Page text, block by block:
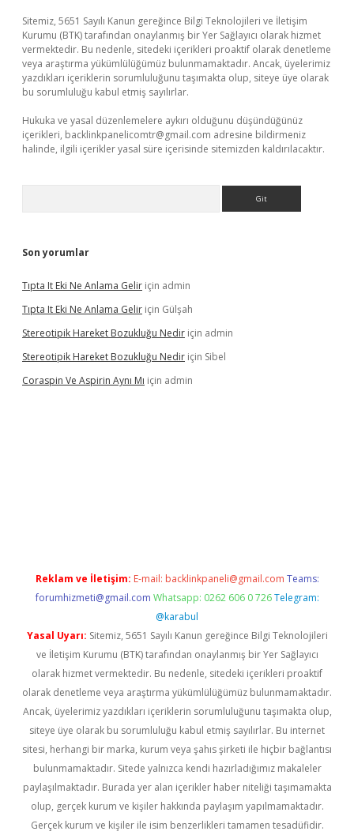
Sitemiz, 5651 Sayılı Kanun gereğince Bilgi Teknolojileri ve İletişim
Kurumu (BTK) tarafından onaylanmış bir Yer Sağlayıcı olarak hizmet
vermektedir. Bu nedenle, sitedeki içerikleri proaktif olarak denetleme
veya araştırma yükümlülüğümüz bulunmamaktadır. Ancak, üyelerimiz
yazdıkları içeriklerin sorumluluğunu taşımakta olup, siteye üye olarak
bu sorumluluğu kabul etmiş sayılırlar.
Hukuka ve yasal düzenlemelere aykırı olduğunu düşündüğünüz
içerikleri, backlinkpanelicomtr@gmail.com adresine bildirmeniz
halinde, ilgili içerikler yasal süre içerisinde sitemizden kaldırılacaktır.
Son yorumlar
Tıpta It Eki Ne Anlama Gelir için admin
Tıpta It Eki Ne Anlama Gelir için Gülşah
Stereotipik Hareket Bozukluğu Nedir için admin
Stereotipik Hareket Bozukluğu Nedir için Sibel
Coraspin Ve Aspirin Aynı Mı için admin
Reklam ve İletişim: E-mail: backlinkpaneli@gmail.com Teams:
forumhizmeti@gmail.com Whatsapp: 0262 606 0 726 Telegram:
@karabul
Yasal Uyarı: Sitemiz, 5651 Sayılı Kanun gereğince Bilgi Teknolojileri
ve İletişim Kurumu (BTK) tarafından onaylanmış bir Yer Sağlayıcı
olarak hizmet vermektedir. Bu nedenle, sitedeki içerikleri proaktif
olarak denetleme veya araştırma yükümlülüğümüz bulunmamaktadır.
Ancak, üyelerimiz yazdıkları içeriklerin sorumluluğunu taşımakta olup,
siteye üye olarak bu sorumluluğu kabul etmiş sayılırlar. Bu internet
sitesi, herhangi bir marka, kurum veya şahıs şirketi ile hiçbir bağlantısı
bulunmamaktadır. Sitede yalnızca kendi hazırladığımız makaleler
paylaşılmaktadır. Burada yer alan içerikler haber niteliği taşımamakta
olup, gerçek kurum ve kişiler hakkında paylaşım yapılmamaktadır.
Gerçek kurum ve kişiler ile isim benzerlikleri tamamen tesadüfidir.